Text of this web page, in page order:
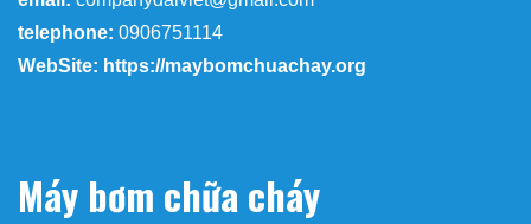
telephone: 0906751114
WebSite: https://maybomchuachay.org
Máy bơm chữa cháy